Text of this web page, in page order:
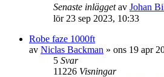
Senaste inläggetav Johan
lör 23 sep 2023, 10:33
Robe faze 1000ft
av Niclas Backman » ons 19 apr
5 Svar
11226 Visningar